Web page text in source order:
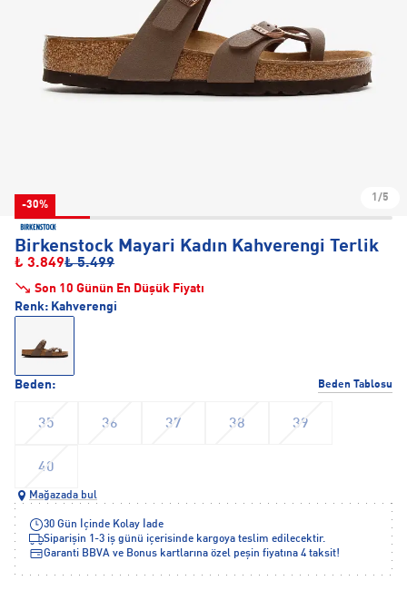
-30%
1/5
Birkenstock Mayari Kadın Kahverengi Terlik
₺ 3.849₺ 5.499
Son 10 Günün En Düşük Fiyatı
Beden: Beden Tablosu
35 36 37 38 39
40
Renk: Kahverengi
Mağazada bul
30 Gün İçinde Kolay İade
Siparişin 1-3 iş günü içerisinde kargoya teslim edilecektir.
Garanti BBVA ve Bonus kartlarına özel peşin fiyatına 4 taksit!